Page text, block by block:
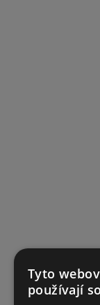
Tyto
používají